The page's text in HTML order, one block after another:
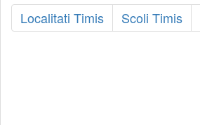
Localitati Timis
Scoli Timis